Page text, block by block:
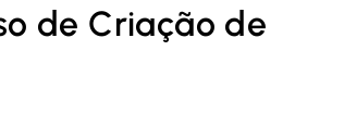
de Criação de